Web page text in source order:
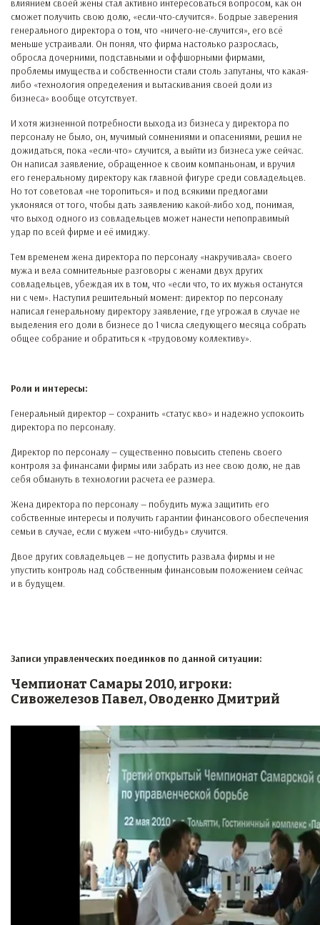
влиянием своей жены стал активно интересоваться вопросом, как он
сможет получить свою долю, «если-что-случится». Бодрые заверения
генерального директора о том, что «ничего-не-случится», его всё
меньше устраивали. Он понял, что фирма настолько разрослась,
обросла дочерними, подставными и оффшорными фирмами,
проблемы имущества и собственности стали столь запутаны, что какая-
либо «технология определения и вытаскивания своей доли из
бизнеса» вообще отсутствует.
И хотя жизненной потребности выхода из бизнеса у директора по
персоналу не было, он, мучимый сомнениями и опасениями, решил не
дожидаться, пока «если-что» случится, а выйти из бизнеса уже сейчас.
Он написал заявление, обращенное к своим компаньонам, и вручил
его генеральному директору как главной фигуре среди совладельцев.
Но тот советовал «не торопиться» и под всякими предлогами
уклонялся от того, чтобы дать заявлению какой-либо ход, понимая,
что выход одного из совладельцев может нанести непоправимый
удар по всей фирме и её имиджу.
Тем временем жена директора по персоналу «накручивала» своего
мужа и вела сомнительные разговоры с женами двух других
совладельцев, убеждая их в том, что «если что, то их мужья останутся
ни с чем». Наступил решительный момент: директор по персоналу
написал генеральному директору заявление, где угрожал в случае не
выделения его доли в бизнесе до 1 числа следующего месяца собрать
общее собрание и обратиться к «трудовому коллективу».
Роли и интересы:
Генеральный директор — сохранить «статус кво» и надежно успокоить
директора по персоналу.
Директор по персоналу — существенно повысить степень своего
контроля за финансами фирмы или забрать из нее свою долю, не дав
себя обмануть в технологии расчета ее размера.
Жена директора по персоналу — побудить мужа защитить его
собственные интересы и получить гарантии финансового обеспечения
семьи в случае, если с мужем «что-нибудь» случится.
Двое других совладельцев — не допустить развала фирмы и не
упустить контроль над собственным финансовым положением сейчас
и в будущем.
Записи управленческих поединков по данной ситуации:
Чемпионат Самары 2010, игроки:
Сивожелезов Павел, Оводенко Дмитрий